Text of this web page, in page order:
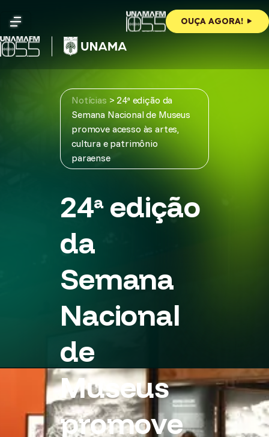
content
OUÇA AGORA!
Notícias > 24ª edição da
Semana Nacional de Museus
promove acesso às artes,
cultura e patrimônio
paraense
24ª edição
da
Semana
Nacional
de
Museus
promove